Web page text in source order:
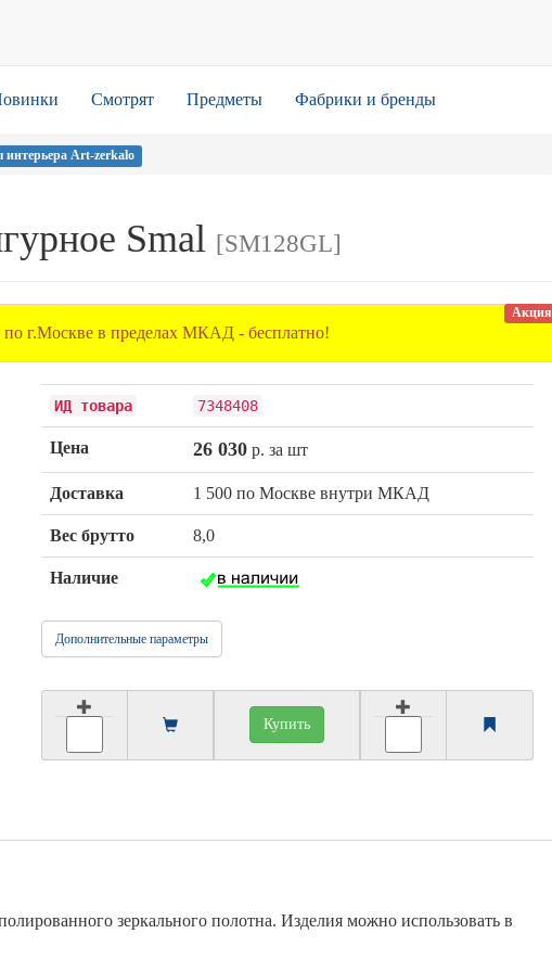
Смотрят Предметы Фабрики и бренды
интерьера Art-zerkalo
Smal [SM128GL]
Акция
г.Москве в пределах МКАД - бесплатно!
ИД товара 7348408
Цена 26 030р. за шт
Доставка 1 500 по Москве внутри МКАД
Вес брутто 8,0
Наличие
Дополнительные параметры
Купить
зеркального полотна. Изделия можно использовать в